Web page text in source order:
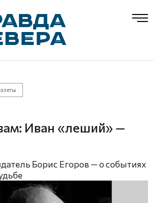
Иван «леший» —
Борис Егоров — о событиях